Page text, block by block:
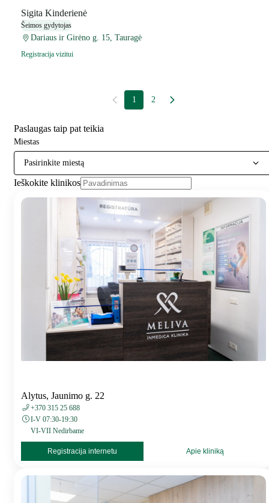
Sigita Kinderienė
Šeimos gydytojas
Dariaus ir Girėno g. 15, Tauragė
Registracija vizitui
1 2
Paslaugas taip pat teikia
Miestas
Pasirinkite miestą
Ieškokite klinikos
Alytus, Jaunimo g. 22
+370 315 25 688
I-V 07:30-19:30
VI-VII Nedirbame
Registracija internetu Apie kliniką